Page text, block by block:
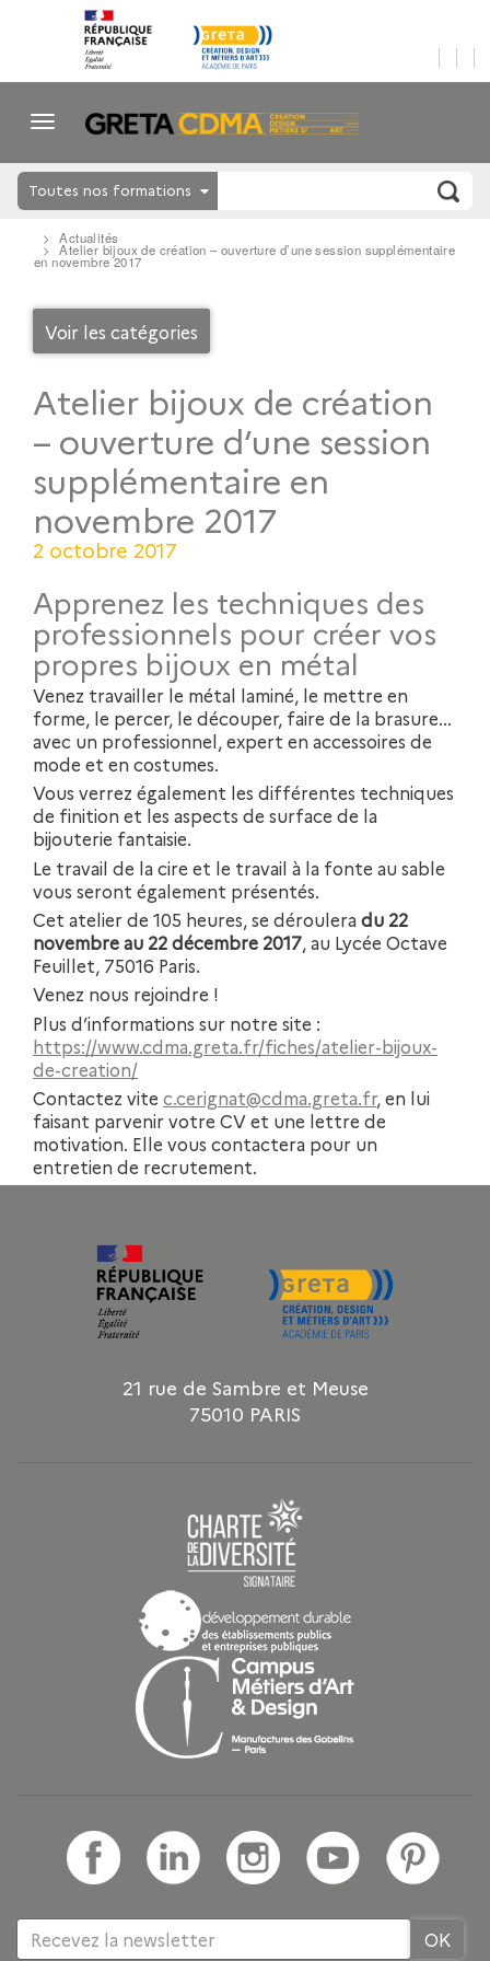
Toutes nos formations
Actualités
Atelier bijoux de création – ouverture d’une session supplémentaire
en novembre 2017
Voir les catégories
Atelier bijoux de création
– ouverture d’une session
supplémentaire en
novembre 2017
2 octobre 2017
Apprenez les techniques des
professionnels pour créer vos
propres bijoux en métal
Venez travailler le métal laminé, le mettre en
forme, le percer, le découper, faire de la brasure…
avec un professionnel, expert en accessoires de
mode et en costumes.
Vous verrez également les différentes techniques
de finition et les aspects de surface de la
bijouterie fantaisie.
Le travail de la cire et le travail à la fonte au sable
vous seront également présentés.
Cet atelier de 105 heures, se dérouleradu 22
novembre au 22 décembre 2017, au Lycée Octave
Feuillet, 75016 Paris.
Venez nous rejoindre !
Plus d’informations sur notre site :
https://www.cdma.greta.fr/fiches/atelier-bijoux-
de-creation/
Contactez vite c.cerignat@cdma.greta.fr, en lui
faisant parvenir votre CV et une lettre de
motivation. Elle vous contactera pour un
entretien de recrutement.
21 rue de Sambre et Meuse
75010 PARIS